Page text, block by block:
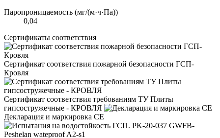
Паропроницаемость (мг/(м·ч·Па))
0,04
Сертификаты соответствия
Сертификат соответствия пожарной безопасности ГСП-
Кровля
Сертификат соответствия требованиям ТУ Плиты
гипсостружечные - КРОВЛЯ
Декларация и маркировка CE